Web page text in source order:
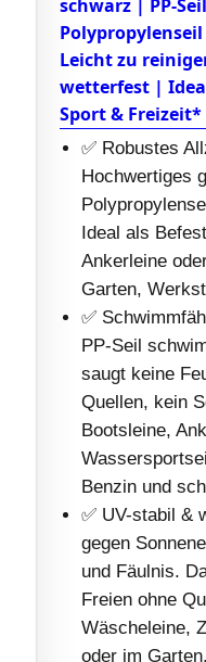
schwarz | PP-
Leicht zu
wetterfest |
Sport & Freizeit*
✅ Robustes
Hochwertiges
Ideal als
Ankerleine
Garten,
✅
PP-Seil
saugt keine
Quellen, kein
Bootsleine,
Benzin und
✅ UV-stabil &
gegen
und Fäulnis.
Freien ohne
Wäscheleine,
oder im Garten.